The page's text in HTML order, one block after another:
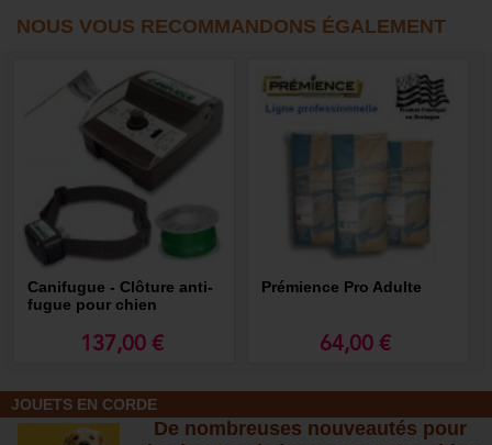
NOUS VOUS RECOMMANDONS ÉGALEMENT
Canifugue - Clôture anti-
fugue pour chien
137,00 €
Prémience Pro Adulte
64,00 €
JOUETS EN CORDE
De nombreuses nouveautés pour